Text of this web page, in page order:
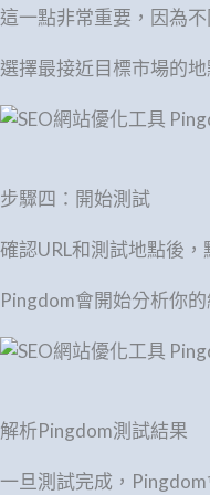
這一點非常重要，因為
選擇最接近目標市場的
步驟四：開始測試
確認URL和測試地點後
Pingdom會開始分析你
解析Pingdom測試結果
一旦測試完成，